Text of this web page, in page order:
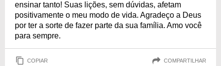
ensinar tanto! Suas lições, sem dúvidas, afetam
positivamente o meu modo de vida. Agradeço a Deus
por ter a sorte de fazer parte da sua família. Amo você
para sempre.
COPIAR COMPARTILHAR